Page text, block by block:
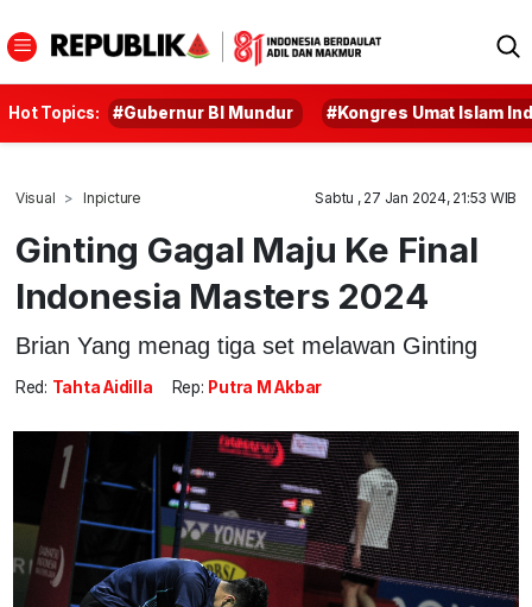
Hot Topics: #Gubernur BI Mundur #Kongres Umat Islam
Visual Inpicture Sabtu , 27 Jan 2024, 21:53 WIB
Ginting Gagal Maju Ke Final
Indonesia Masters 2024
Brian Yang menag tiga set melawan Ginting
Red: Tahta Aidilla Rep: Putra M Akbar